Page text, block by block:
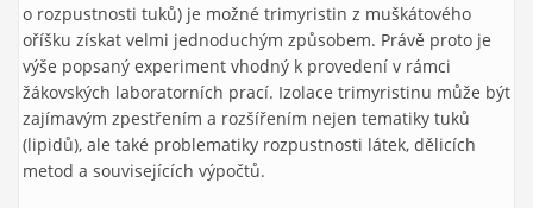
o rozpustnosti tuků) je možné trimyristin z muškátového
oříšku získat velmi jednoduchým způsobem. Právě proto je
výše popsaný experiment vhodný k provedení v rámci
žákovských laboratorních prací. Izolace trimyristinu může být
zajímavým zpestřením a rozšířením nejen tematiky tuků
(lipidů), ale také problematiky rozpustnosti látek, dělicích
metod a souvisejících výpočtů.